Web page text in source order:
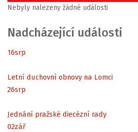
Nebyly nalezeny žádné události
Nadcházející události
16srp
Letní duchovní obnovy na Lomci
26srp
Jednání pražské diecézní rady
02zář